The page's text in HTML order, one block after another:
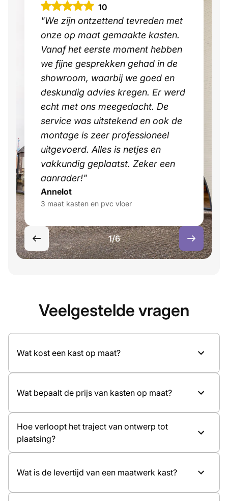
10
"We zijn ontzettend tevreden met
onze op maat gemaakte kasten.
Vanaf het eerste moment hebben
we fijne gesprekken gehad in de
showroom, waarbij we goed en
deskundig advies kregen. Er werd
echt met ons meegedacht. De
service was uitstekend en ook de
montage is zeer professioneel
uitgevoerd. Alles is netjes en
vakkundig geplaatst. Zeker een
aanrader!"
Annelot
3 maat kasten en pvc vloer
1/6
Veelgestelde vragen
Wat kost een kast op maat?
Wat bepaalt de prijs van kasten op maat?
Afmetingen van de kast
Type deuren, zoals draaideuren of schuifdeuren
Eventuele verlichting
Hoe verloopt het traject van ontwerp tot
plaatsing?
Wat is de levertijd van een maatwerk kast?